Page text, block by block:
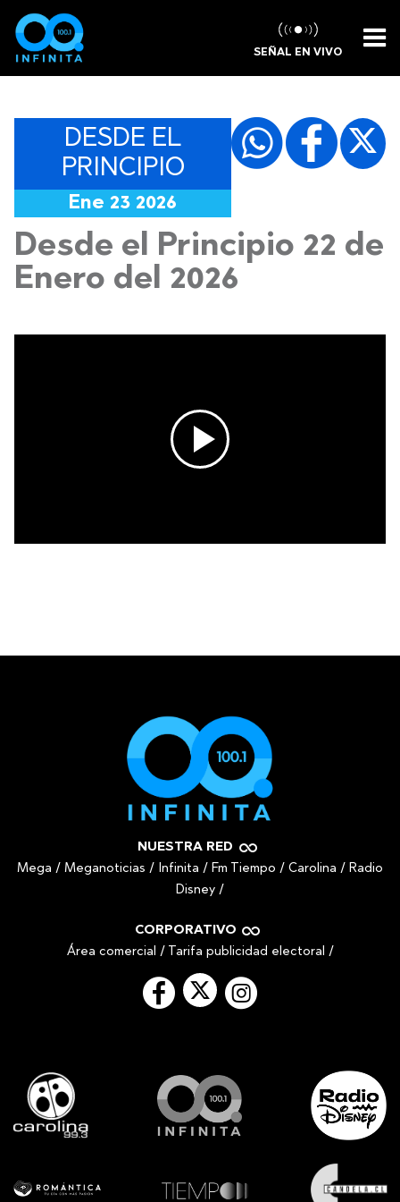
SEÑAL EN VIVO
DESDE EL
PRINCIPIO
Ene 23 2026
Desde el Principio 22 de
Enero del 2026
NUESTRA RED
Mega / Meganoticias / Infinita / Fm Tiempo / Carolina / Radio
Disney /
CORPORATIVO
Área comercial / Tarifa publicidad electoral /